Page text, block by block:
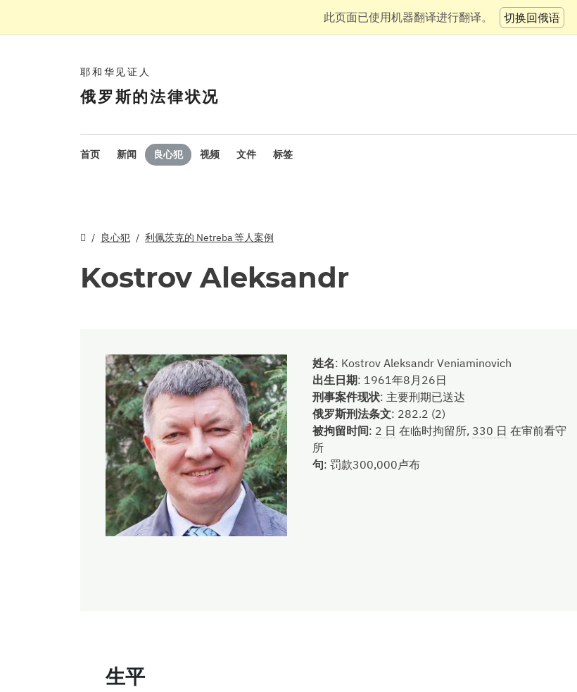
此页面已使用机器翻译进行翻译。 切换回俄语
耶和华见证人
俄罗斯的法律状况
首页 新闻 良心犯 视频 文件 标签
良心犯 利佩茨克的 Netreba 等人案例
Kostrov Aleksandr
姓名: Kostrov Aleksandr Veniaminovich
出生日期: 1961年8月26日
刑事案件现状: 主要刑期已送达
俄罗斯刑法条文: 282.2 (2)
被拘留时间: 2 日 在临时拘留所, 330 日 在审前看守
所
句:罚款300,000卢布
生平